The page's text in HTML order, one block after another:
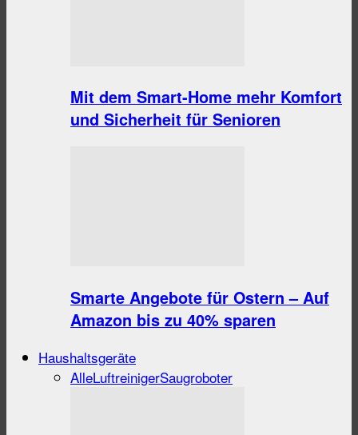
Mit dem Smart-Home mehr Komfort
und Sicherheit für Senioren
Smarte Angebote für Ostern – Auf
Amazon bis zu 40% sparen
Haushaltsgeräte
AlleLuftreinigerSaugroboter